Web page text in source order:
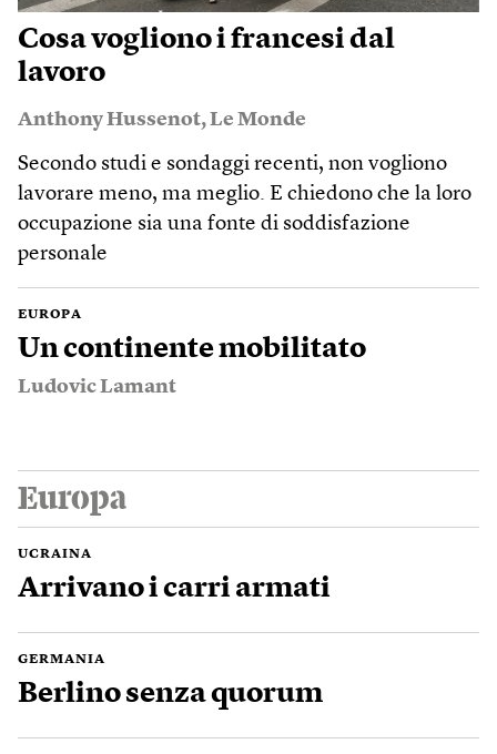
Cosa vogliono i francesi dal
lavoro
Anthony Hussenot,Le Monde
Secondo studi e sondaggi recenti, non vogliono
lavorare meno, ma meglio. E chiedono che la loro
occupazione sia una fonte di soddisfazione
personale
EUROPA
Un continente mobilitato
Ludovic Lamant
Europa
UCRAINA
Arrivano i carri armati
GERMANIA
Berlino senza quorum